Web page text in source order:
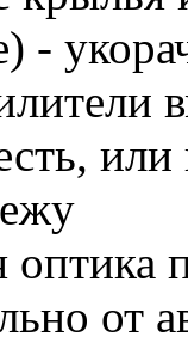
-
оптика
от